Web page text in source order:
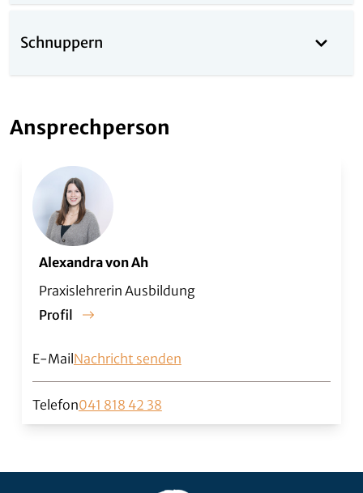
Schnuppern
Ansprechperson
Alexandra von Ah
Praxislehrerin Ausbildung
Profil
E-MailNachricht senden
Telefon041 818 42 38